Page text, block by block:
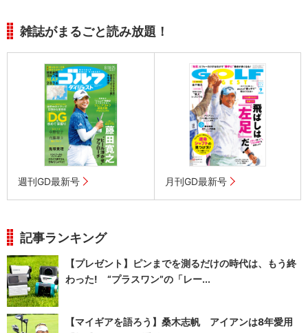
雑誌がまるごと読み放題！
週刊GD最新号 月刊GD最新号
記事ランキング
【プレゼント】ピンまでを測るだけの時代は、もう終
わった! “プラスワン”の「レー...
【マイギアを語ろう】桑木志帆 アイアンは8年愛用